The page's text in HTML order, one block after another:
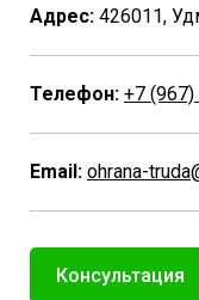
Адрес: 426011,
Телефон: +7
Email: ohrana-
Консультация